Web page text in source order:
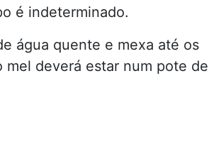
é indeterminado.
água quente e mexa até os
deverá estar num pote de